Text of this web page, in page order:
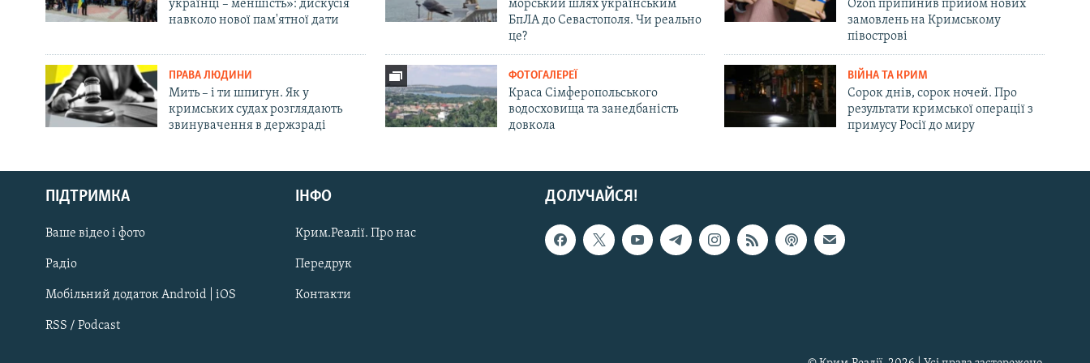
Русский
Qırımtatar
ДОЛУЧАЙСЯ!
українці – меншість»: дискусія
навколо нової пам'ятної дати
морський шлях українським
БпЛА до Севастополя. Чи реально
це?
Ozon припинив прийом нових
замовлень на Кримському
півострові
ПРАВА ЛЮДИНИ
Мить – і ти шпигун. Як у
кримських судах розглядають
звинувачення в держзраді
ФОТОГАЛЕРЕЇ
Краса Сімферопольського
водосховища та занедбаність
довкола
ВІЙНА ТА КРИМ
Сорок днів, сорок ночей. Про
результати кримської операції з
примусу Росії до миру
ДОЛУЧАЙСЯ!
ПІДТРИМКА
Ваше відео і фото
Радіо
Мобільний додаток Android | iOS
RSS / Podcast
ІНФО
Крим.Реалії. Про нас
Передрук
Контакти